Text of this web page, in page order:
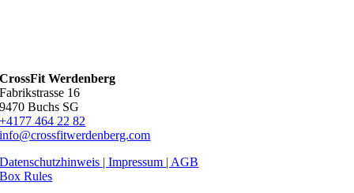
CrossFit Werdenberg
Fabrikstrasse 16
9470 Buchs SG
+4177 464 22 82
info@crossfitwerdenberg.com
Datenschutzhinweis | Impressum | AGB
Box Rules